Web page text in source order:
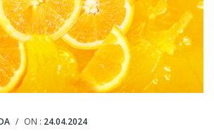
/ ON : 24.04.2024